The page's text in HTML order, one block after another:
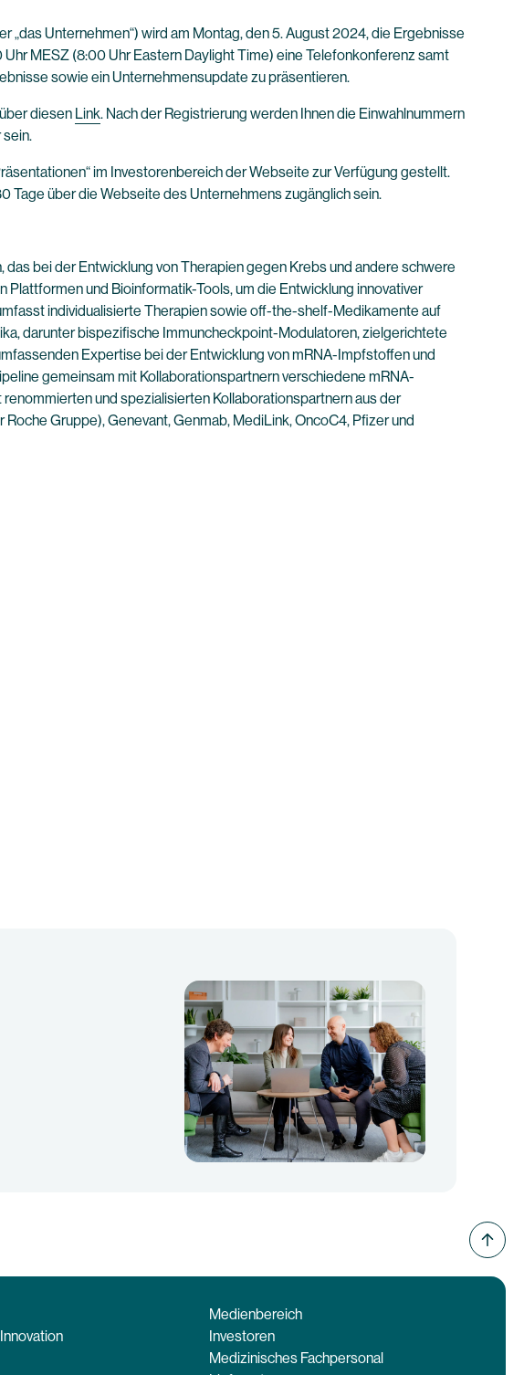
„das Unternehmen“) wird am Montag, den 5. August 2024, die Ergebnisse
MESZ (8:00 Uhr Eastern Daylight Time) eine Telefonkonferenz samt
sowie ein Unternehmensupdate zu präsentieren.
diesen Link. Nach der Registrierung werden Ihnen die Einwahlnummern
im Investorenbereich der Webseite zur Verfügung gestellt.
Tage über die Webseite des Unternehmens zugänglich sein.
bei der Entwicklung von Therapien gegen Krebs und andere schwere
und Bioinformatik-Tools, um die Entwicklung innovativer
individualisierte Therapien sowie off-the-shelf-Medikamente auf
darunter bispezifische Immuncheckpoint-Modulatoren, zielgerichtete
Expertise bei der Entwicklung von mRNA-Impfstoffen und
gemeinsam mit Kollaborationspartnern verschiedene mRNA-
und spezialisierten Kollaborationspartnern aus der
Gruppe), Genevant, Genmab, MediLink, OncoC4, Pfizer und
Medienbereich
Investoren
Medizinisches Fachpersonal